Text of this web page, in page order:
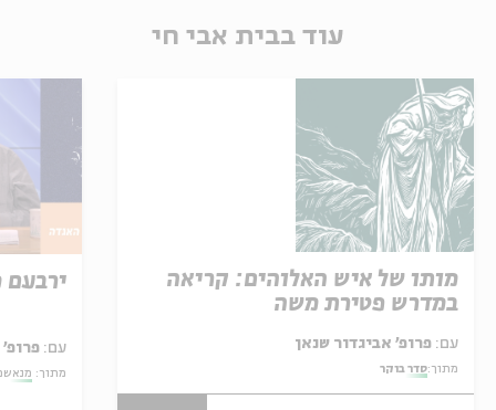
עוד בבית אבי חי
מותו של איש האלוהים: קריאה
במדרש פטירת משה
עם:
מתוך:סדר בוקר
ירבעם
עם: פרופ'
מתוך: